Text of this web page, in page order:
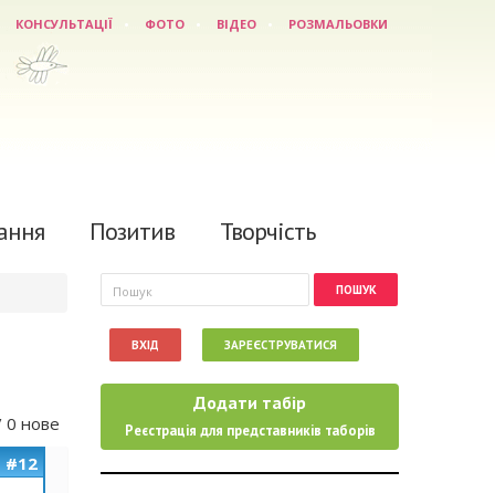
КОНСУЛЬТАЦІЇ ФОТО ВІДЕО РОЗМАЛЬОВКИ
Позитив Творчість
0 нове
#12
Пошукова форма
Пошук
ВХІД ЗАРЕЄСТРУВАТИСЯ
Додати табір
Реєстрація для представників таборів